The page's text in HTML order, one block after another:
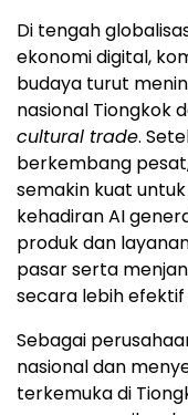
Di tengah
ekonomi digital,
budaya turut
nasional Tiongkok
cultural trade.
berkembang
semakin kuat
kehadiran AI
produk dan
pasar serta
secara lebih
Sebagai
nasional dan
terkemuka di